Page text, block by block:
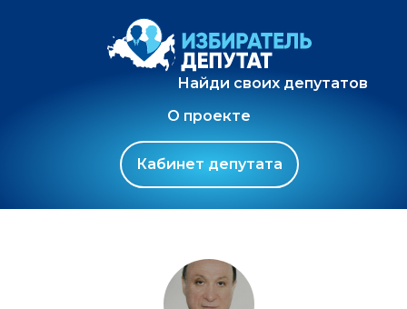
Найди своих депутатов
О проекте
Кабинет депутата